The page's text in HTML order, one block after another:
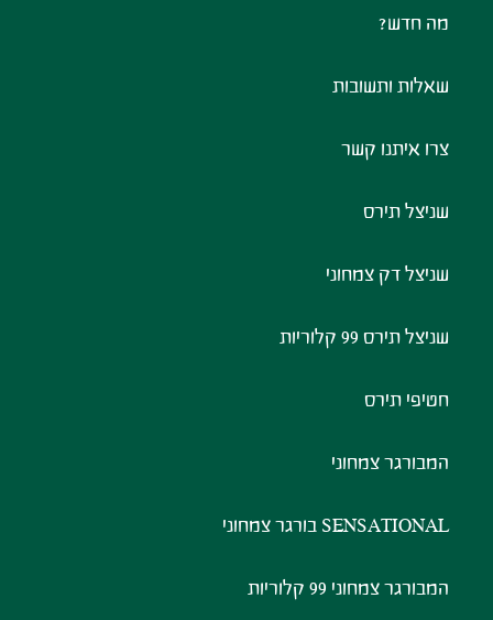
מה חדש?
שאלות ותשובות
צרו איתנו קשר
שניצל תירס
שניצל דק צמחוני
שניצל תירס 99 קלוריות
חטיפי תירס
המבורגר צמחוני
SENSATIONAL בורגר צמחוני
המבורגר צמחוני 99 קלוריות